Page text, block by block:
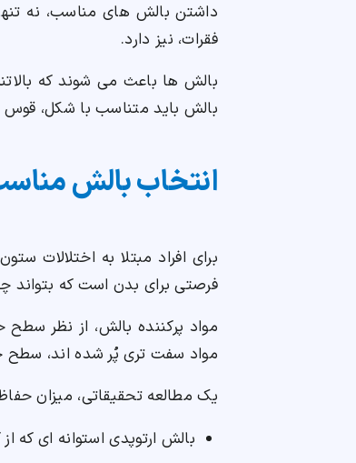
داشتن بالش های مناسب، نه
فقرات، نیز دارد.
بالش ها باعث می شوند که
بالش باید متناسب با شکل،
انتخاب بالش
برای افراد مبتلا به اختلالات
فرصتی برای بدن است که
مواد پرکننده بالش، از نظر
مواد سفت تری پُر شده اند، سطح
یک مطالعه تحقیقاتی، میزان حفاظت را در 3 نوع بالش
بالش ارتوپدی استوانه ای که